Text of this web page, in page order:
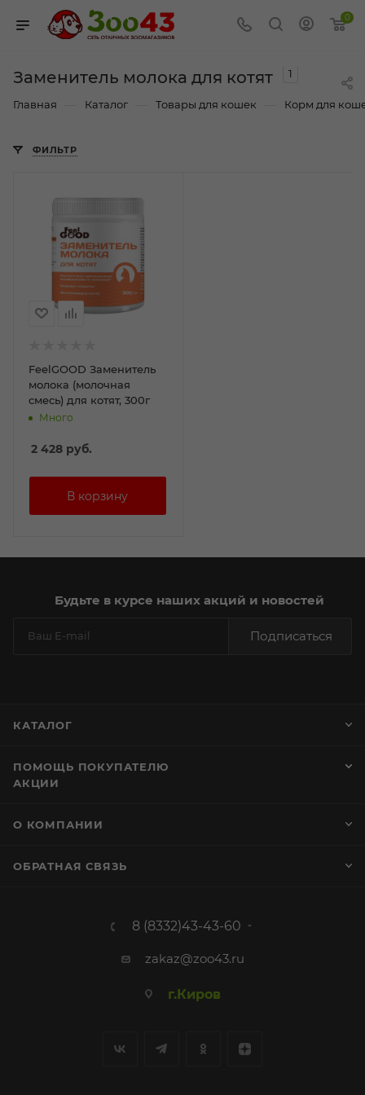
0
Заменитель молока для котят 1
Главная Каталог Товары для кошек Корм для
ФИЛЬТР
FeelGOOD Заменитель
молока (молочная
смесь) для котят, 300г
Много
2 428 руб.
Будьте в курсе наших акций и новостей
Подписаться
КАТАЛОГ
ПОМОЩЬ ПОКУПАТЕЛЮ
АКЦИИ
О КОМПАНИИ
ОБРАТНАЯ СВЯЗЬ
8 (8332)43-43-60
zakaz@zoo43.ru
г.Киров